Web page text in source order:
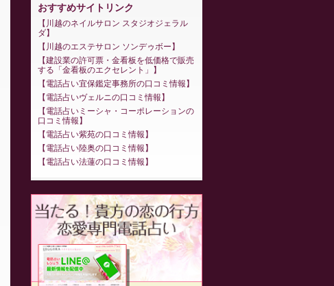
おすすめサイトリンク
川越のネイルサロン スタジオジェラル
ダ
川越のエステサロン ソンデゥボー
建設業の許可票・金看板を低価格で販売
する「金看板のエクセレント」
電話占い宜保鑑定事務所の口コミ情報
電話占いヴェルニの口コミ情報
電話占いミーシャ・コーポレーションの
口コミ情報
電話占い紫苑の口コミ情報
電話占い陸奥の口コミ情報
電話占い法蓮の口コミ情報